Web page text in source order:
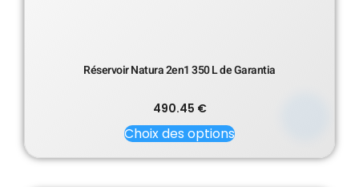
Réservoir Natura 2en1 350 L de Garantia
490.45 €
Choix des options